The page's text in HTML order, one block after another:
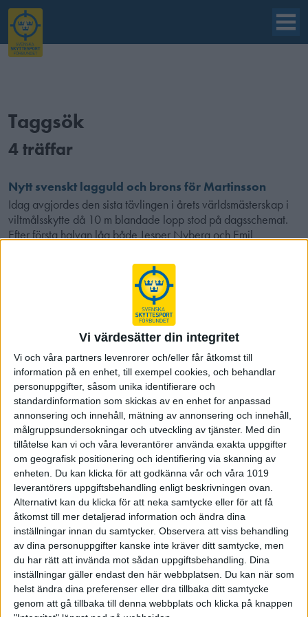
Vi värdesätter din integritet
Vi och våra partners levenrorer och/eller får åtkomst till
information på en enhet, till exempel cookies, och behandlar
personuppgifter, såsom unika identifierare och
standardinformation som skickas av en enhet for anpassad
annonsering och innehåll, mätning av annonsering och innehåll,
målgruppsundersokningar och utveckling av tjänster. Med din
tillåtelse kan vi och våra leverantörer använda exakta uppgifter
om geografisk positionering och identifiering via skanning av
enheten. Du kan klicka för att godkänna vår och våra 1019
leverantörers uppgiftsbehandling enligt beskrivningen ovan.
Alternativt kan du klicka för att neka samtycke eller för att få
åtkomst till mer detaljerad information och ändra dina
inställningar innan du samtycker. Observera att viss behandling
av dina personuppgifter kanske inte kräver ditt samtycke, men
du har rätt att invända mot sådan uppgiftsbehandling. Dina
inställningar gäller endast den här webbplatsen. Du kan när som
helst ändra dina preferenser eller dra tillbaka ditt samtycke
genom att gå tillbaka till denna webbplats och klicka på knappen
Taggsök
4 träffar
Nytt svenskt lagguld och brons för Martinsson
Idag avgjordes den sista tävlingen i årets världsmästerskap i
viltmålsskytte då 10 m blandade lopp stod på dagsschemat.
Efter första halvan låg både Jesper Nyberg och Emil
Dubbla svenska VM-guld i viltmål
Emil Martinsson fortsätter visa världsmästarklass - ja,
bokstavligen - på viltmåls-VM i franska Chateauroux. Idag
bärgade han två nya VM-guld, ett individuellt och ett i lag
tillsammans med Jesper Ny…
Trippla svenska medaljer i viltmåls-VM
Det blev en helsvensk uppgörelse om guldet och
världsmästartiteln på 50 m blandade lopp i franska
Chateauroux. Emil Martinsson och Jesper Nyberg slutade
båda på 391 poäng och det såg ut som de skulle…
Svensk trippel i herrarnas gevär
Världens bästa damskytt 2025, Jeanette Hegg Duestad, hade
uppvisning i damtävlingen och visade varför hon blev utsedd
till årets gevärsskytt på damsidan2025. Redan i
grundomgången levererade hon in m…